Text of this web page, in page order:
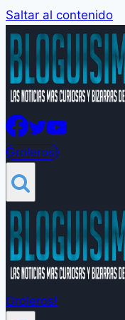
Saltar al contenido
Groleros!
Groleros!